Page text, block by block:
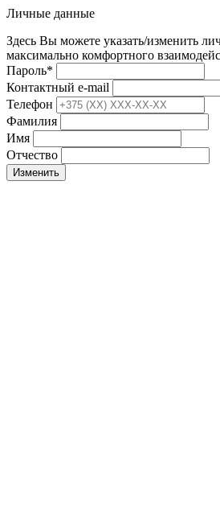
Личные данные
Здесь Вы можете указать/изменить
максимально комфортного
Пароль*
Контактный e-mail
Телефон
Фамилия
Имя
Отчество
Изменить